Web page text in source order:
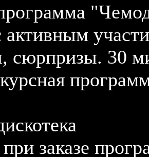
сюрпризы. 30
заказе